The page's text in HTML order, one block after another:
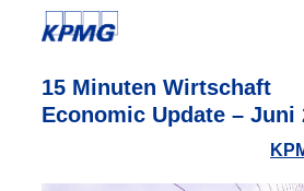
15 Minuten Wirtschaft
Economic Update – Juni